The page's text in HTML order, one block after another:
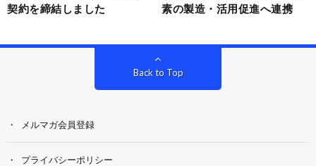
契約を締結しました
素の製造・活用促進へ連携
Back to Top
メルマガ会員登録
プライバシーポリシー